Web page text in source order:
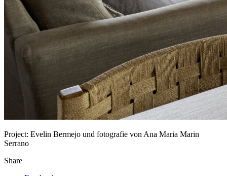
Project: Evelin Bermejo und fotografie von Ana Maria Marin
Serrano
Share